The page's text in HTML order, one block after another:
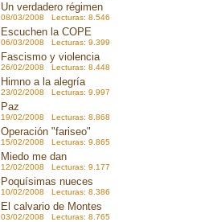
Un verdadero régimen
08/03/2008 Lecturas: 8.546
Escuchen la COPE
06/03/2008 Lecturas: 9.399
Fascismo y violencia
26/02/2008 Lecturas: 8.448
Himno a la alegría
23/02/2008 Lecturas: 9.997
Paz
19/02/2008 Lecturas: 8.868
Operación "fariseo"
15/02/2008 Lecturas: 9.865
Miedo me dan
12/02/2008 Lecturas: 9.177
Poquísimas nueces
10/02/2008 Lecturas: 8.386
El calvario de Montes
03/02/2008 Lecturas: 8.765